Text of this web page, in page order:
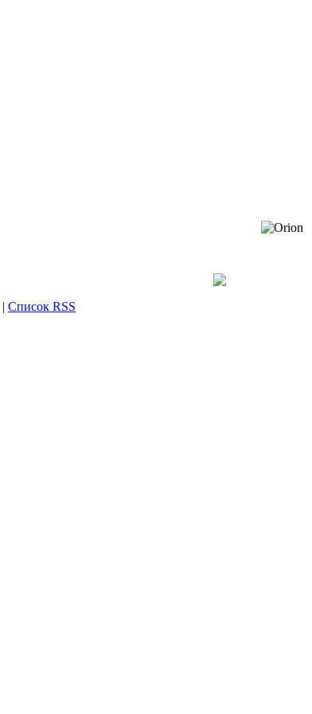
| Список RSS